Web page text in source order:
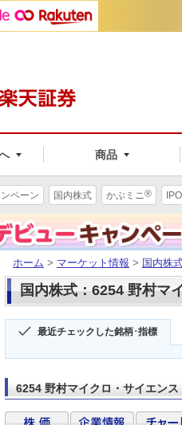
商品
ペーン 国内株式 かぶミニ®
ホーム > マーケット情報 > 国内株
国内株式：6254 野村マ
最近チェックした銘柄･指標
6254 野村マイクロ・サイエンス